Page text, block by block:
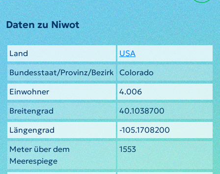
Daten zu Niwot
Land
USA
Bundesstaat/Provinz/Bezirk Colorado
Einwohner
4.006
Breitengrad
40.1038700
Längengrad
-105.1708200
Meter über dem
Meerespiege
1553